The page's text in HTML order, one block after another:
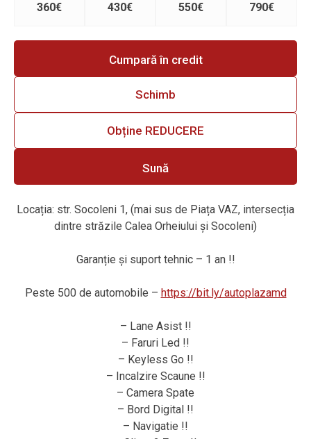
360€ 430€ 550€ 790€
Cumpară în credit
Schimb
Obține REDUCERE
Sună
Locația: str. Socoleni 1, (mai sus de Piața VAZ, intersecția
dintre străzile Calea Orheiului și Socoleni)
Garanție și suport tehnic – 1 an !!
Peste 500 de automobile – https://bit.ly/autoplazamd
– Lane Asist !!
– Faruri Led !!
– Keyless Go !!
– Incalzire Scaune !!
– Сamera Spate
– Bord Digital !!
– Navigatie !!